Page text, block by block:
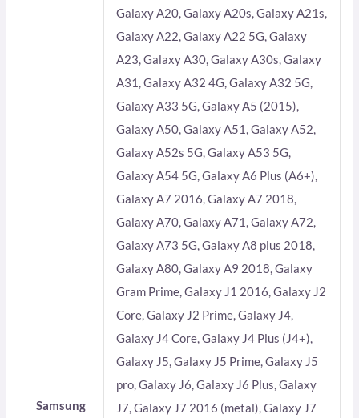
Samsung
Galaxy A20, Galaxy A20s, Galaxy A21s,
Galaxy A22, Galaxy A22 5G, Galaxy
A23, Galaxy A30, Galaxy A30s, Galaxy
A31, Galaxy A32 4G, Galaxy A32 5G,
Galaxy A33 5G, Galaxy A5 (2015),
Galaxy A50, Galaxy A51, Galaxy A52,
Galaxy A52s 5G, Galaxy A53 5G,
Galaxy A54 5G, Galaxy A6 Plus (A6+),
Galaxy A7 2016, Galaxy A7 2018,
Galaxy A70, Galaxy A71, Galaxy A72,
Galaxy A73 5G, Galaxy A8 plus 2018,
Galaxy A80, Galaxy A9 2018, Galaxy
Gram Prime, Galaxy J1 2016, Galaxy J2
Core, Galaxy J2 Prime, Galaxy J4,
Galaxy J4 Core, Galaxy J4 Plus (J4+),
Galaxy J5, Galaxy J5 Prime, Galaxy J5
pro, Galaxy J6, Galaxy J6 Plus, Galaxy
J7, Galaxy J7 2016 (metal), Galaxy J7